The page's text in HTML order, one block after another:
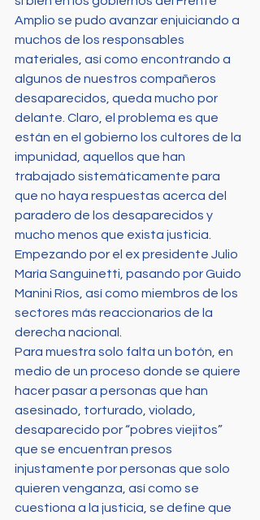
Amplio se pudo avanzar enjuiciando a
muchos de los responsables
materiales, así como encontrando a
algunos de nuestros compañeros
desaparecidos, queda mucho por
delante. Claro, el problema es que
están en el gobierno los cultores de la
impunidad, aquellos que han
trabajado sistemáticamente para
que no haya respuestas acerca del
paradero de los desaparecidos y
mucho menos que exista justicia.
Empezando por el ex presidente Julio
María Sanguinetti, pasando por Guido
Manini Ríos, así como miembros de los
sectores más reaccionarios de la
derecha nacional.
Para muestra solo falta un botón, en
medio de un proceso donde se quiere
hacer pasar a personas que han
asesinado, torturado, violado,
desaparecido por “pobres viejitos”
que se encuentran presos
injustamente por personas que solo
quieren venganza, así como se
cuestiona a la justicia, se define que